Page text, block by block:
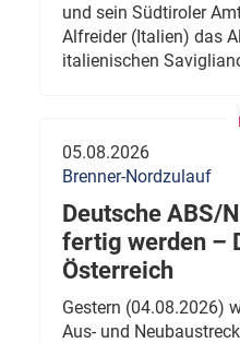
und sein Südtiroler
Alfreider (Italien) das
italienischen
05.08.2026
Brenner-Nordzulauf
Deutsche ABS/
fertig werden –
Österreich
Gestern (04.08.2026)
Aus- und